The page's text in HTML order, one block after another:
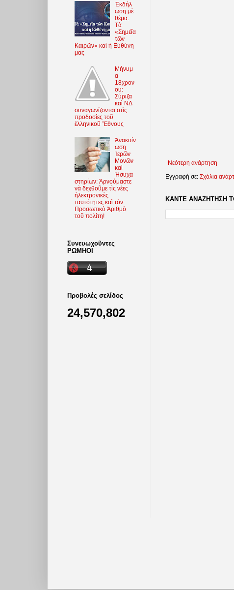
Νεότερη ανάρτηση
Εγγραφή σε: Σχόλια
ΚΑΝΤΕ ΑΝΑΖΗΤΗΣΗ
Ἐκδήλ
ωση μὲ
θέμα:
Τὰ
«Σημεῖα
τῶν
Καιρῶν» καὶ ἡ Εὐθύνη
μας
Μήνυμ
α
18χρον
ου:
Σύριζα
καὶ ΝΔ
συναγωνίζονται στὶς
προδοσίες τοῦ
ἑλληνικοῦ Ἔθνους
Ἀνακοίν
ωση
Ἱερῶν
Μονῶν
καὶ
Ἡσυχα
στηρίων: Ἀρνούμαστε
νὰ δεχθοῦμε τὶς νέες
ἠλεκτρονικὲς
ταυτότητες καὶ τὸν
Προσωπικὸ Ἀριθμὸ
τοῦ πολίτη!
Συνευωχοῦντες
ΡΩΜΗΟΙ
Προβολές σελίδος
24,570,802